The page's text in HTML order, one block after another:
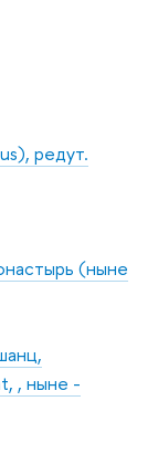
редут.
(ныне
, ныне -